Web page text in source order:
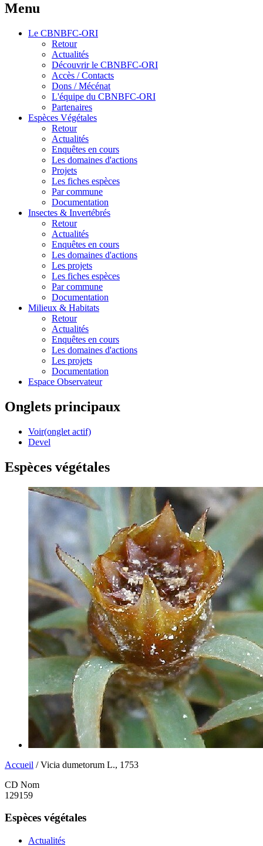
Menu
Le CBNBFC-ORI
Retour
Actualités
Découvrir le CBNBFC-ORI
Accès / Contacts
Dons / Mécénat
L'équipe du CBNBFC-ORI
Partenaires
Espèces Végétales
Retour
Actualités
Enquêtes en cours
Les domaines d'actions
Projets
Les fiches espèces
Par commune
Documentation
Insectes & Invertébrés
Retour
Actualités
Enquêtes en cours
Les domaines d'actions
Les projets
Les fiches espèces
Par commune
Documentation
Milieux & Habitats
Retour
Actualités
Enquêtes en cours
Les domaines d'actions
Les projets
Documentation
Espace Observateur
Onglets principaux
Voir(onglet actif)
Devel
Espèces végétales
Accueil / Vicia dumetorum L., 1753
CD Nom
129159
Espèces végétales
Actualités